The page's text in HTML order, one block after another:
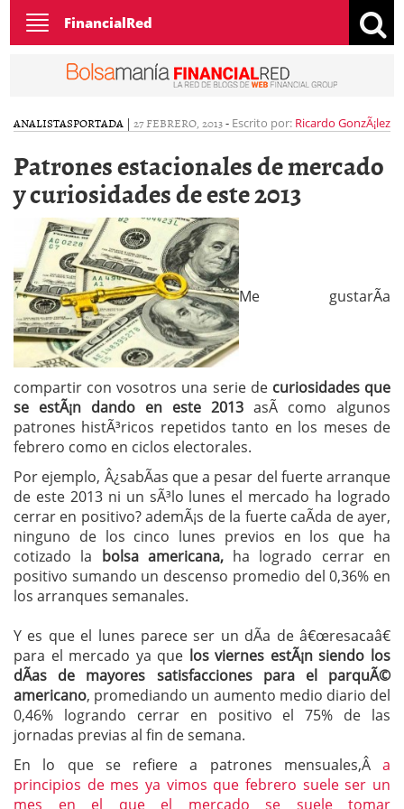
Toggle
navigation
FinancialRed
ANALISTASPORTADA | 27 FEBRERO, 2013- Escrito por: Ricardo GonzÃ¡lez
Patrones estacionales de mercado
y curiosidades de este 2013
Me gustarÃ­a
compartir con vosotros una serie de curiosidades que
se estÃ¡n dando en este 2013 asÃ­ como algunos
patrones histÃ³ricos repetidos tanto en los meses de
febrero como en ciclos electorales.
Por ejemplo, Â¿sabÃ­as que a pesar del fuerte arranque
de este 2013 ni un sÃ³lo lunes el mercado ha logrado
cerrar en positivo? ademÃ¡s de la fuerte caÃ­da de ayer,
ninguno de los cinco lunes previos en los que ha
cotizado la bolsa americana,ha logrado cerrar en
positivo sumando un descenso promedio del 0,36% en
los arranques semanales.
Y es que el lunes parece ser un dÃ­a de â€œresacaâ€
para el mercado ya que los viernes estÃ¡n siendo los
dÃ­as de mayores satisfacciones para el parquÃ©
americano, promediando un aumento medio diario del
0,46% logrando cerrar en positivo el 75% de las
jornadas previas al fin de semana.
En lo que se refiere a patrones mensuales,Â a
principios de mes ya vimos que febrero suele ser un
mes en el que el mercado se suele tomar